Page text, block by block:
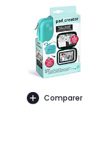
Comparer